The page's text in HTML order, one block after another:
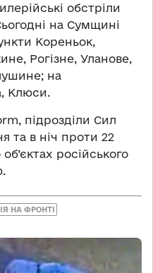
обстріли
на Сумщині
Кореньок,
Рогізне, Уланове,
на
Клюси.
підрозділи Сил
та в ніч проти 22
російського
НА ФРОНТІ